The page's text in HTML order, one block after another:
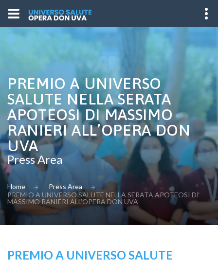
PREMIO A UNIVERSO
SALUTE NELLA SERATA
APOTEOSI DI MASSIMO
RANIERI ALL’OPERA DON
UVA
Press Area
Home
Press Area
PREMIO A UNIVERSO SALUTE NELLA SERATA APOTEOSI DI
MASSIMO RANIERI ALL’OPERA DON UVA
PREMIO A UNIVERSO SALUTE